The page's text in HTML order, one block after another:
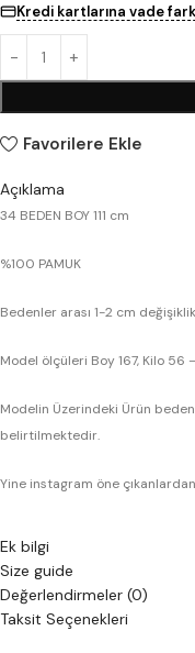
Kredi kartlarına vade
Favorilere Ekle
Açıklama
34 BEDEN BOY 111 cm
%100 PAMUK
Bedenler arası 1-2 cm
Model ölçüleri Boy 167, Kilo 56
Modelin Üzerindeki Ürün
belirtilmektedir.
Yine instagram öne
Ek bilgi
Size guide
Değerlendirmeler (0)
Taksit Seçenekleri